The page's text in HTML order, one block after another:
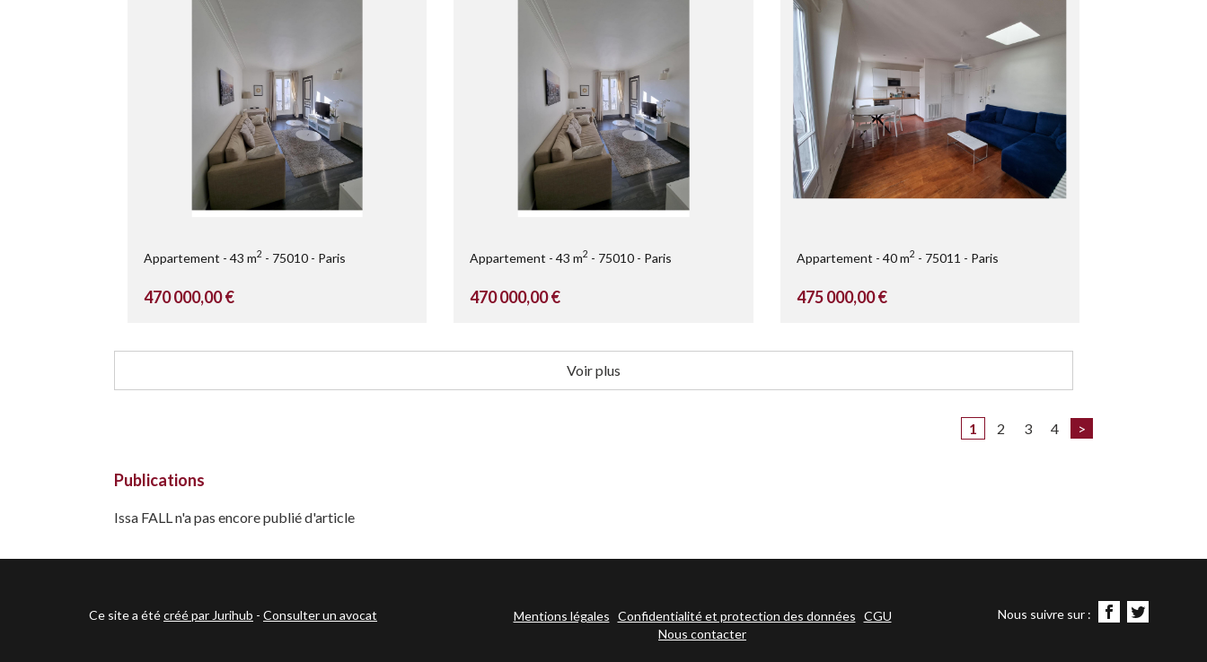
Appartement 43 m2 75010 Paris
470 000,00 €
Appartement 43 m2 75010 Paris
470 000,00 €
Appartement 40 m2 75011 Paris
475 000,00 €
Voir plus
1 2 3 4 >
Publications
Issa FALL n'a pas encore publié d'article
Ce site a étécréé par Jurihub - Consulter un avocat Mentions légales Confidentialité et protection des données CGU
Nous contacter
Nous suivre sur :